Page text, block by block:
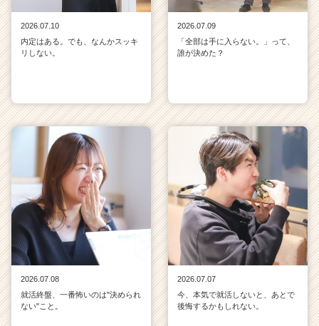
2026.07.10
内定はある。でも、なんかスッキ
リしない。
2026.07.09
「全部は手に入らない。」って、
誰が決めた？
2026.07.08
就活終盤、一番怖いのは"決められ
ない"こと。
2026.07.07
今、本気で就活しないと、あとで
後悔するかもしれない。